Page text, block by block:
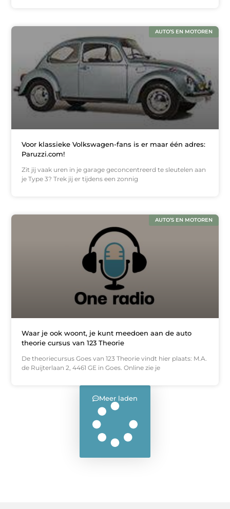
AUTO’S EN MOTOREN
Voor klassieke Volkswagen-fans is er maar één adres:
Paruzzi.com!
Zit jij vaak uren in je garage geconcentreerd te sleutelen aan
je Type 3? Trek jij er tijdens een zonnig
AUTO’S EN MOTOREN
Waar je ook woont, je kunt meedoen aan de auto
theorie cursus van 123 Theorie
De theoriecursus Goes van 123 Theorie vindt hier plaats: M.A.
de Ruijterlaan 2, 4461 GE in Goes. Online zie je
Meer laden